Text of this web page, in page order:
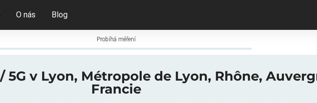
O nás Blog
Probíhá měření
5G v Lyon, Métropole de Lyon, Rhône,
Francie